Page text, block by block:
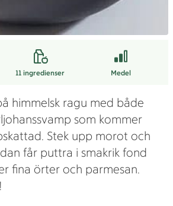
11ingredienser Medel
himmelsk ragu med både
som kommer
Stek upp morot och
får puttra i smakrik fond
fina örter och parmesan.